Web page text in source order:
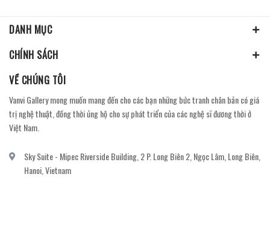
DANH MỤC
CHÍNH SÁCH
VỀ CHÚNG TÔI
Vanvi Gallery mong muốn mang đến cho các bạn những bức tranh chân bản có giá
trị nghệ thuật, đồng thời ủng hộ cho sự phát triển của các nghệ sĩ đương thời ở
Việt Nam.
Sky Suite - Mipec Riverside Building, 2 P. Long Biên 2, Ngọc Lâm, Long Biên,
Hanoi, Vietnam